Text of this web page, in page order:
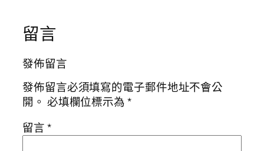
留言
發佈留言
發佈留言必須填寫的電子郵件地址不會公
開。 必填欄位標示為*
留言*